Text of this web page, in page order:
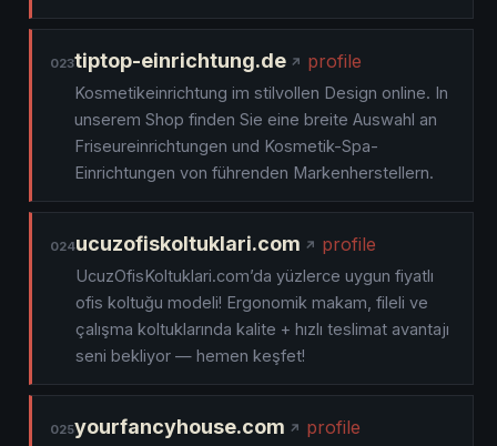
023tiptop-einrichtung.de profile
Kosmetikeinrichtung im stilvollen Design online. In
unserem Shop finden Sie eine breite Auswahl an
Friseureinrichtungen und Kosmetik-Spa-
Einrichtungen von führenden Markenherstellern.
024ucuzofiskoltuklari.com profile
UcuzOfisKoltuklari.com’da yüzlerce uygun fiyatlı
ofis koltuğu modeli! Ergonomik makam, fileli ve
çalışma koltuklarında kalite + hızlı teslimat avantajı
seni bekliyor — hemen keşfet!
025yourfancyhouse.com profile